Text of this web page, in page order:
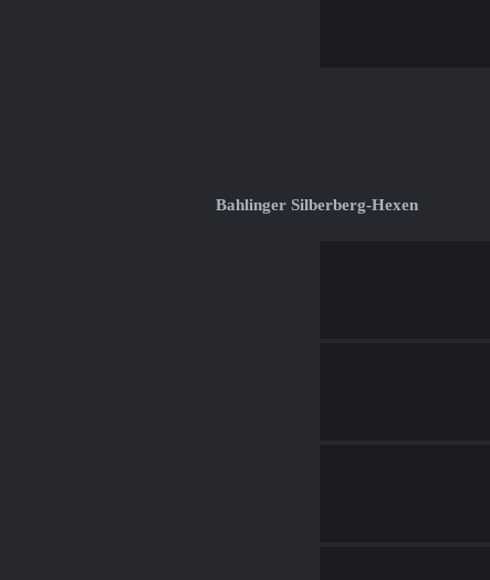
Bahlinger Silberberg-Hexen